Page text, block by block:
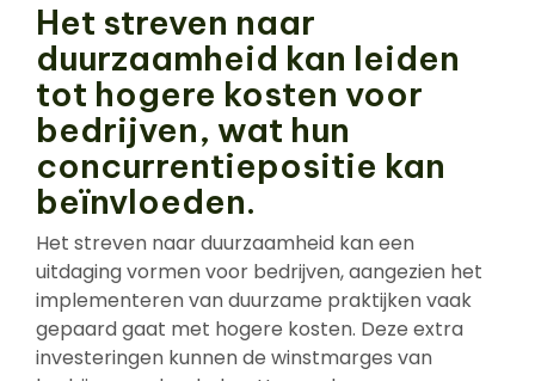
Het streven naar
duurzaamheid kan leiden
tot hogere kosten voor
bedrijven, wat hun
concurrentiepositie kan
beïnvloeden.
Het streven naar duurzaamheid kan een
uitdaging vormen voor bedrijven, aangezien het
implementeren van duurzame praktijken vaak
gepaard gaat met hogere kosten. Deze extra
investeringen kunnen de winstmarges van